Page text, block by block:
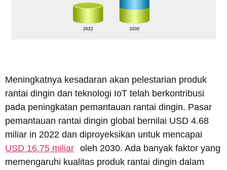
Meningkatnya kesadaran akan pelestarian produk
rantai dingin dan teknologi IoT telah berkontribusi
pada peningkatan pemantauan rantai dingin. Pasar
pemantauan rantai dingin global bernilai USD 4.68
miliar in 2022 dan diproyeksikan untuk mencapai
USD 16.75 miliar oleh 2030. Ada banyak faktor yang
memengaruhi kualitas produk rantai dingin dalam